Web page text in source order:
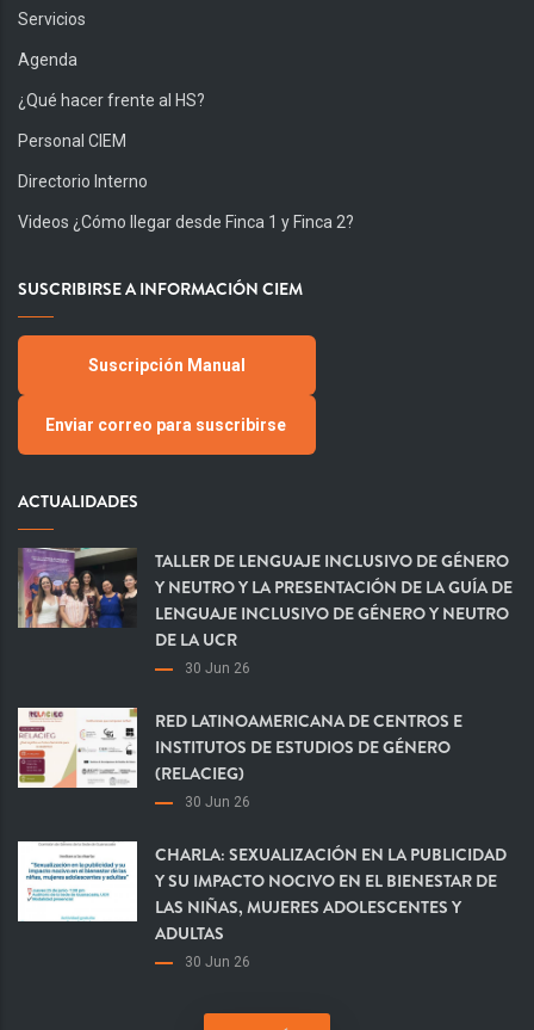
Servicios
Agenda
¿Qué hacer frente al HS?
Personal CIEM
Directorio Interno
Videos ¿Cómo llegar desde Finca 1 y Finca 2?
SUSCRIBIRSE A INFORMACIÓN CIEM
Suscripción Manual
Enviar correo para suscribirse
ACTUALIDADES
TALLER DE LENGUAJE INCLUSIVO DE GÉNERO
Y NEUTRO Y LA PRESENTACIÓN DE LA GUÍA DE
LENGUAJE INCLUSIVO DE GÉNERO Y NEUTRO
DE LA UCR
30 Jun 26
RED LATINOAMERICANA DE CENTROS E
INSTITUTOS DE ESTUDIOS DE GÉNERO
(RELACIEG)
30 Jun 26
CHARLA: SEXUALIZACIÓN EN LA PUBLICIDAD
Y SU IMPACTO NOCIVO EN EL BIENESTAR DE
LAS NIÑAS, MUJERES ADOLESCENTES Y
ADULTAS
30 Jun 26